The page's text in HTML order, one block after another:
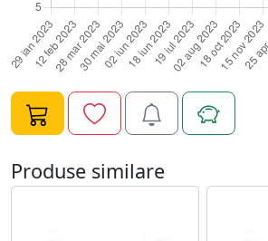
Produse similare